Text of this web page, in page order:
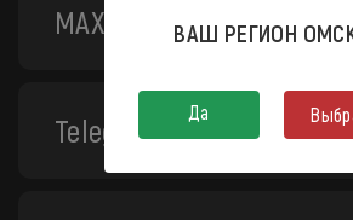
MAX
Telegram
ВАШ РЕГИОН
Да